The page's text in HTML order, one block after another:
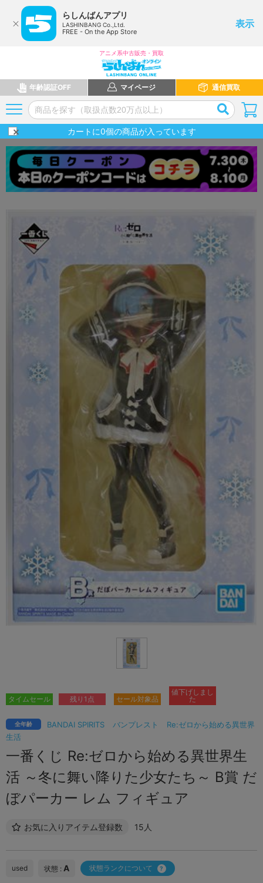
らしんばんアプリ
LASHINBANG Co.,Ltd.
FREE - On the App Store
表示
アニメ系中古販売・買取
年齢認証OFF マイページ 通信買取
カートに0個の商品が入っています
BANDAI SPIRITS バンプレスト
Re:ゼロから始める異世界
生活
全年齢
一番くじ Re:ゼロから始める異世界生
活 ～冬に舞い降りた少女たち～ B賞 だ
ぼパーカー レム フィギュア
お気に入りアイテム登録数 15人
タイムセール 残り1点 セール対象品
値下げしまし
た
used 状態 : A 状態ランクについて